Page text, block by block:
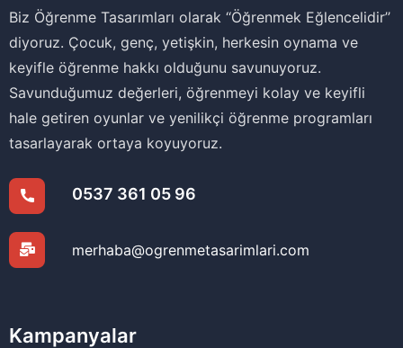
Biz Öğrenme Tasarımları olarak ‘‘Öğrenmek Eğlencelidir’’
diyoruz. Çocuk, genç, yetişkin, herkesin oynama ve
keyifle öğrenme hakkı olduğunu savunuyoruz.
Savunduğumuz değerleri, öğrenmeyi kolay ve keyifli
hale getiren oyunlar ve yenilikçi öğrenme programları
tasarlayarak ortaya koyuyoruz.
0537 361 05 96
merhaba@ogrenmetasarimlari.com
Kampanyalar